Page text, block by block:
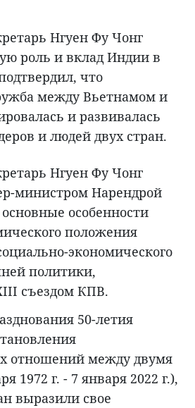
Нгуен Фу Чонг
роль и вклад Индии в
что
между Вьетнамом и
и развивалась
и людей двух стран.
Нгуен Фу Чонг
министром Нарендрой
особенности
положения
экономического
политики,
съездом КПВ.
50-летия
отношений между двумя
1972 г. - 7 января 2022 г.),
выразили свое